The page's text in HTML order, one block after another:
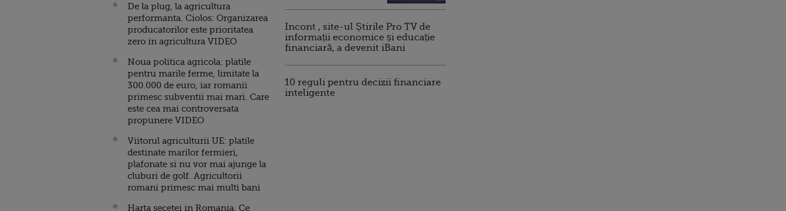
De la plug, la agricultura
performanta. Ciolos: Organizarea
producatorilor este prioritatea
zero in agricultura VIDEO
Noua politica agricola: platile
pentru marile ferme, limitate la
300.000 de euro, iar romanii
primesc subventii mai mari. Care
este cea mai controversata
propunere VIDEO
Viitorul agriculturii UE: platile
destinate marilor fermieri,
plafonate si nu vor mai ajunge la
cluburi de golf. Agricultorii
romani primesc mai multi bani
Harta secetei in Romania. Ce
Incont , site-ul Știrile Pro TV de
informații economice și educație
financiară, a devenit iBani
10 reguli pentru decizii financiare
inteligente